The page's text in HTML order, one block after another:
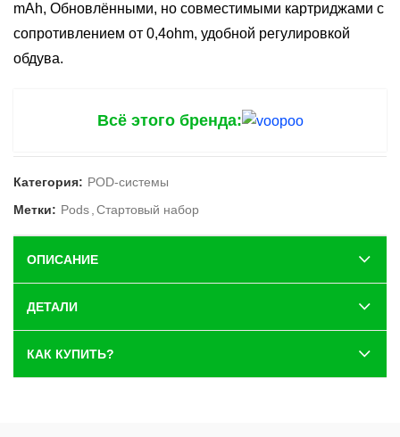
mAh, Обновлёнными, но совместимыми картриджами с
сопротивлением от 0,4ohm, удобной регулировкой
обдува.
Всё этого бренда:
Категория: POD-системы
Метки: Pods Стартовый набор
ОПИСАНИЕ
ДЕТАЛИ
КАК КУПИТЬ?